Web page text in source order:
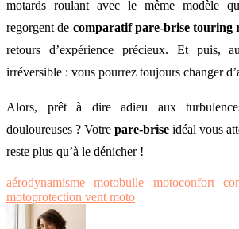
motards roulant avec le même modèle
regorgent de comparatif pare-brise touring
retours d’expérience précieux. Et puis,
irréversible : vous pourrez toujours changer
Alors, prêt à dire adieu aux
douloureuses ? Votre pare-brise idéal vous
reste plus qu’à le dénicher !
aérodynamisme motobulle motoconfort
motoprotection vent moto